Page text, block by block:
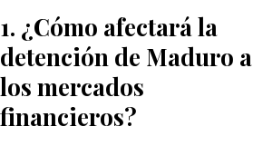
1. ¿Cómo afectará la
detención de Maduro a
los mercados
financieros?